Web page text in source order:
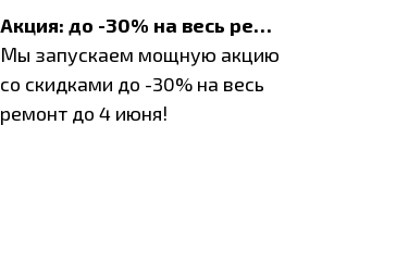
Акция: до -30% на весь ремонт техники Apple
Мы запускаем мощную акцию
со скидками до -30% на весь
ремонт до 4 июня!